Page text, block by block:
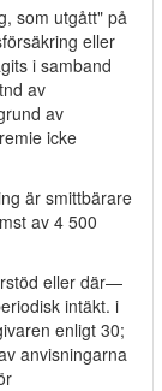
som utgått" på
eller
i samband
av
av
icke
är smittbärare
av 4 500
eller där—
intäkt. i
enligt 30;
anvisningarna